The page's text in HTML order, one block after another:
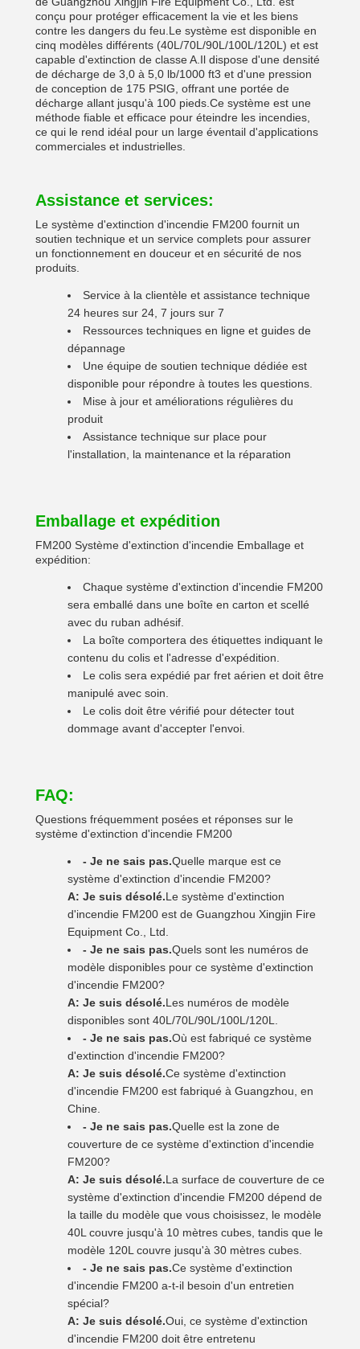
conçu pour protéger efficacement la vie et les biens
contre les dangers du feu.Le système est disponible en
cinq modèles différents (40L/70L/90L/100L/120L) et est
capable d'extinction de classe A.Il dispose d'une densité
de décharge de 3,0 à 5,0 lb/1000 ft3 et d'une pression
de conception de 175 PSIG, offrant une portée de
décharge allant jusqu'à 100 pieds.Ce système est une
méthode fiable et efficace pour éteindre les incendies,
ce qui le rend idéal pour un large éventail d'applications
commerciales et industrielles.
Assistance et services:
Le système d'extinction d'incendie FM200 fournit un
soutien technique et un service complets pour assurer
un fonctionnement en douceur et en sécurité de nos
produits.
Service à la clientèle et assistance technique
24 heures sur 24, 7 jours sur 7
Ressources techniques en ligne et guides de
dépannage
Une équipe de soutien technique dédiée est
disponible pour répondre à toutes les questions.
Mise à jour et améliorations régulières du
produit
Assistance technique sur place pour
l'installation, la maintenance et la réparation
Emballage et expédition
FM200 Système d'extinction d'incendie Emballage et
expédition:
Chaque système d'extinction d'incendie FM200
sera emballé dans une boîte en carton et scellé
avec du ruban adhésif.
La boîte comportera des étiquettes indiquant le
contenu du colis et l'adresse d'expédition.
Le colis sera expédié par fret aérien et doit être
manipulé avec soin.
Le colis doit être vérifié pour détecter tout
dommage avant d'accepter l'envoi.
FAQ:
Questions fréquemment posées et réponses sur le
système d'extinction d'incendie FM200
- Je ne sais pas.Quelle marque est ce
système d'extinction d'incendie FM200?
A: Je suis désolé.Le système d'extinction
d'incendie FM200 est de Guangzhou Xingjin Fire
Equipment Co., Ltd.
- Je ne sais pas.Quels sont les numéros de
modèle disponibles pour ce système d'extinction
d'incendie FM200?
A: Je suis désolé.Les numéros de modèle
disponibles sont 40L/70L/90L/100L/120L.
- Je ne sais pas.Où est fabriqué ce système
d'extinction d'incendie FM200?
A: Je suis désolé.Ce système d'extinction
d'incendie FM200 est fabriqué à Guangzhou, en
Chine.
- Je ne sais pas.Quelle est la zone de
couverture de ce système d'extinction d'incendie
FM200?
A: Je suis désolé.La surface de couverture de ce
système d'extinction d'incendie FM200 dépend de
la taille du modèle que vous choisissez, le modèle
40L couvre jusqu'à 10 mètres cubes, tandis que le
modèle 120L couvre jusqu'à 30 mètres cubes.
- Je ne sais pas.Ce système d'extinction
d'incendie FM200 a-t-il besoin d'un entretien
spécial?
A: Je suis désolé.Oui, ce système d'extinction
d'incendie FM200 doit être entretenu